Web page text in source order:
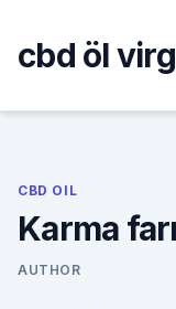
content
cbd öl
CBD OIL
Karma
AUTHOR